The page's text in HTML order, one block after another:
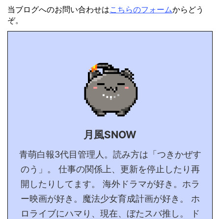
当ブログへのお問い合わせはこちらのフォームからどう
ぞ。
月風SNOW
青萌白報3代目管理人。読み方は「つきかぜす
のう」。 仕事の関係上、更新を停止したり再
開したりしてます。 海外ドラマが好き。ホラ
ー映画が好き。魔法少女育成計画が好き。 ホ
ロライブにハマり、現在、ぼたスバ推し。 ド